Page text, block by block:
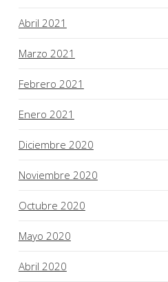
Abril 2021
Marzo 2021
Febrero 2021
Enero 2021
Diciembre 2020
Noviembre 2020
Octubre 2020
Mayo 2020
Abril 2020